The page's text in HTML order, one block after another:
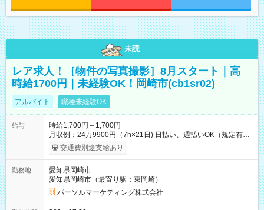
未読
レア求人！［物件の写真撮影］8月スタート｜高
時給1700円｜未経験OK！岡崎市(cb1sr02)
アルバイト 職種未経験OK
給与
時給1,700円～1,700円
月収例：24万9900円（7h×21日) 日払い、週払いOK（規定有
り） 【試用期間】試用期間なし
交通費別途支給あり
勤務地
愛知県岡崎市
愛知県岡崎市（最寄り駅：東岡崎）
パーソルマーケティング株式会社